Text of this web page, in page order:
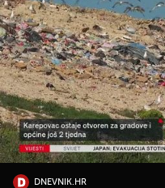
DNEVNIK.HR